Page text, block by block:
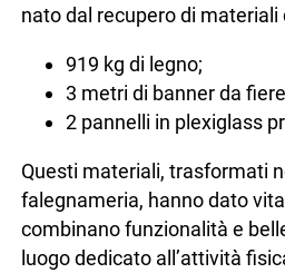
nato dal recupero di
919 kg di legno;
3 metri di banner da
2 pannelli in plexiglass
Questi materiali, trasformati
falegnameria, hanno dato
combinano funzionalità e
luogo dedicato all’attività